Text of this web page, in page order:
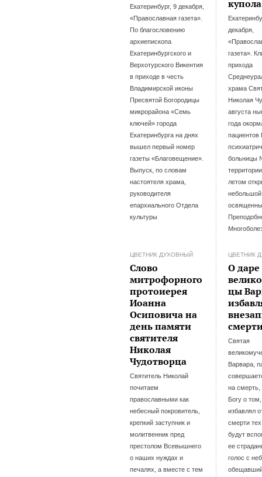
Екатеринбург, 9 декабря,
«Православная газета».
По благословению
архиепископа
Екатеринбургского и
Верхотурского Викентия
в приходе в честь
Владимирской иконы
Пресвятой Богородицы
микрорайона «Семь
ключей» города
Екатеринбурга на днях
вышел первый номер
газеты «Благовещение».
Выпуск, по словам
настоятеля храма,
руководителя
епархиального Отдела
культуры
купола
декабря,
газета».
прихода
храма
Николая
августа
года
пациентов
больницы
летом
ЦВЕТНИК ДУХОВНЫЙ
Слово
митрофорного
протоиерея
Иоанна
Осиповича на
день памяти
святителя
Николая
Чудотворца
Святитель Николай
почитаем
православными как
небесный покровитель,
крепкий заступник и
молитвенник пред
престолом Всевышнего
о наших нуждах и
печалях, а вместе с тем
ЦВЕТНИК
О даре
цы
Святая
Варвара,
на
Богу о
избавлял
смерти
будут
ее
голос с